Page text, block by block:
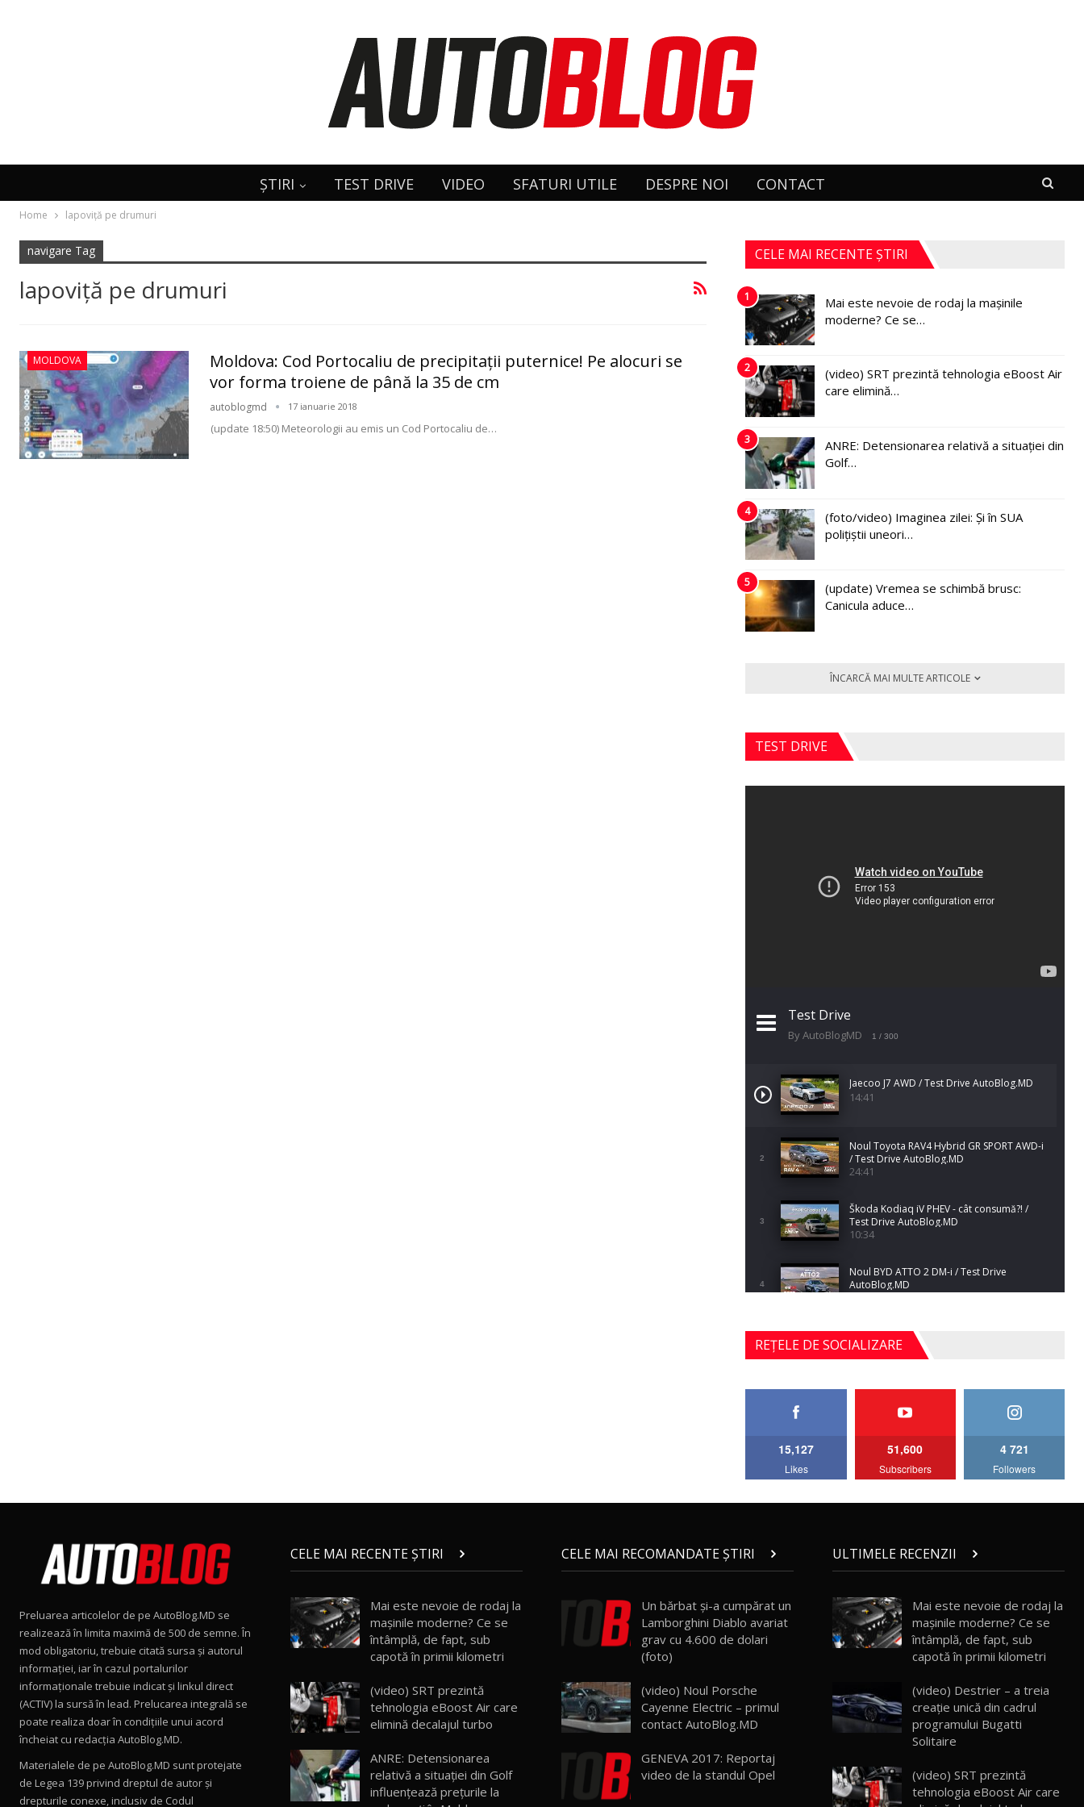
ȘTIRI TEST DRIVE VIDEO SFATURI UTILE DESPRE NOI CONTACT
Home lapoviţă pe drumuri
navigare Tag
lapoviţă pe drumuri
MOLDOVA
Moldova: Cod Portocaliu de precipitaţii puternice! Pe alocuri se
vor forma troiene de până la 35 de cm
autoblogmd 17 ianuarie 2018
(update 18:50) Meteorologii au emis un Cod Portocaliu de…
CELE MAI RECENTE ȘTIRI
1
Mai este nevoie de rodaj la mașinile
moderne? Ce se…
2
(video) SRT prezintă tehnologia eBoost Air
care elimină…
3
ANRE: Detensionarea relativă a situației din
Golf…
4
(foto/video) Imaginea zilei: Și în SUA
polițiștii uneori…
5
(update) Vremea se schimbă brusc:
Canicula aduce…
ÎNCARCĂ MAI MULTE ARTICOLE
TEST DRIVE
Test Drive
By AutoBlogMD 1 / 300
Jaecoo J7 AWD / Test Drive AutoBlog.MD
14:41
2
Noul Toyota RAV4 Hybrid GR SPORT AWD-i
/ Test Drive AutoBlog.MD
24:41
3
Škoda Kodiaq iV PHEV - cât consumă?! /
Test Drive AutoBlog.MD
10:34
4
Noul BYD ATTO 2 DM-i / Test Drive
AutoBlog.MD
5
Noul Mercedes-Benz S-Class facelift (S 580
4MATIC V223) / Test Drive AutoBlog.MD
27:33
AutoBlog.MD
15:08
15:22
Mercedes-AMG E 53 HYBRID 4MATIC+ /
Test Drive AutoBlog.MD
Noul Volvo ES90 / Test Drive AutoBlog.MD
27:58
Noul MG HS / Test Drive AutoBlog.MD
16:48
REȚELE DE SOCIALIZARE
15,127
Likes
51,600
Subscribers
4 721
Followers
Preluarea articolelor de pe AutoBlog.MD se
realizează în limita maximă de 500 de semne. În
mod obligatoriu, trebuie citată sursa și autorul
informației, iar în cazul portalurilor
informaționale trebuie indicat și linkul direct
(ACTIV) la sursă în lead. Prelucarea integrală se
poate realiza doar în condițiile unui acord
încheiat cu redacţia AutoBlog.MD.
Materialele de pe AutoBlog.MD sunt protejate
de Legea 139 privind dreptul de autor și
drepturile conexe, inclusiv de Codul
CELE MAI RECENTE ȘTIRI
Mai este nevoie de rodaj la
mașinile moderne? Ce se
întâmplă, de fapt, sub
capotă în primii kilometri
(video) SRT prezintă
tehnologia eBoost Air care
elimină decalajul turbo
ANRE: Detensionarea
relativă a situației din Golf
influențează prețurile la
CELE MAI RECOMANDATE ȘTIRI
Un bărbat şi-a cumpărat un
Lamborghini Diablo avariat
grav cu 4.600 de dolari
(foto)
(video) Noul Porsche
Cayenne Electric – primul
contact AutoBlog.MD
GENEVA 2017: Reportaj
video de la standul Opel
ULTIMELE RECENZII
Mai este nevoie de rodaj la
mașinile moderne? Ce se
întâmplă, de fapt, sub
capotă în primii kilometri
(video) Destrier – a treia
creație unică din cadrul
programului Bugatti
Solitaire
(video) SRT prezintă
tehnologia eBoost Air care